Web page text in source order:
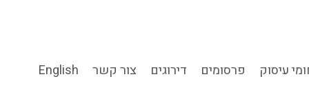
עיסוק פרסומים דירוגים צור קשר English